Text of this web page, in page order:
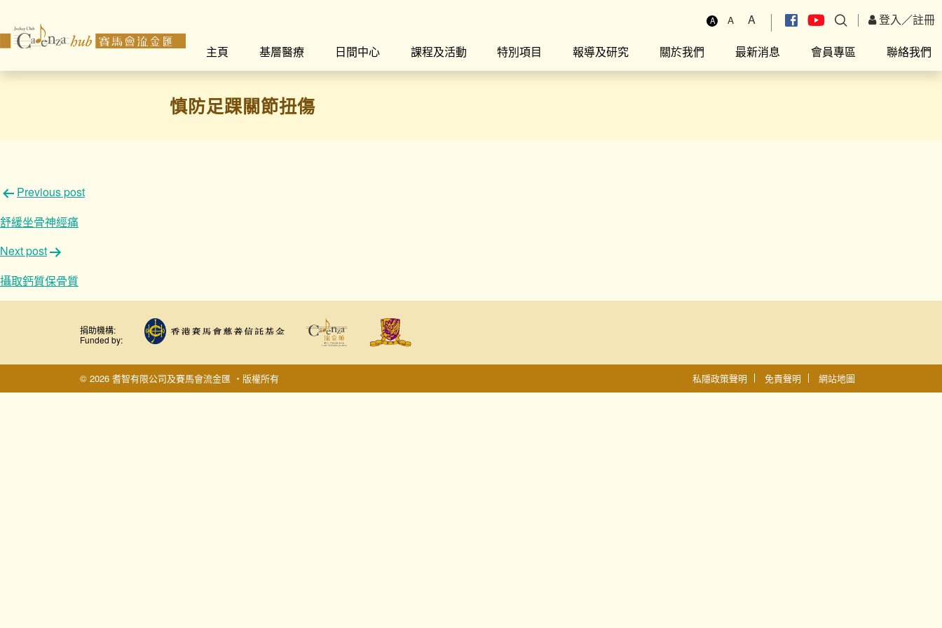
A A A 登入／註冊
主頁
基層醫療 日間中心 課程及活動 特別項目 報導及研究 關於我們 最新消息 會員專區 聯絡我們
慎防足踝關節扭傷
文
章
導
覽
Previous post
舒緩坐骨神經痛
Next post
攝取鈣質保骨質
捐助機構:
Funded by:
© 2026 耆智有限公司及賽馬會流金匯 ‧版權所有 私隱政策聲明 免責聲明 網站地圖